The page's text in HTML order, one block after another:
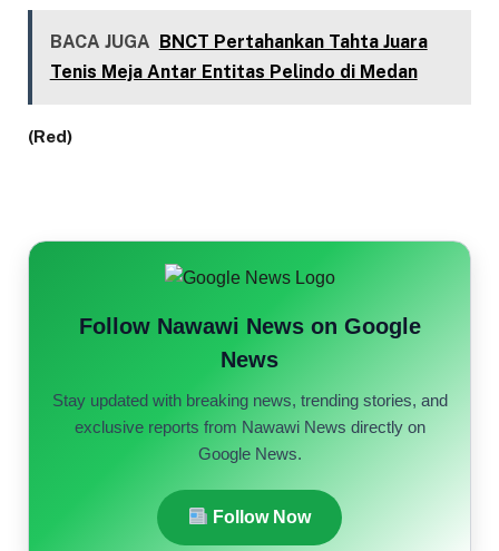
BACA JUGA
BNCT Pertahankan Tahta Juara
Tenis Meja Antar Entitas Pelindo di Medan
(Red)
Follow Nawawi News on Google
News
Stay updated with breaking news, trending stories, and
exclusive reports from Nawawi News directly on
Google News.
Follow Now